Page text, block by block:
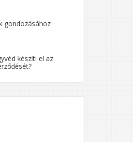
gondozásához
készíti el az